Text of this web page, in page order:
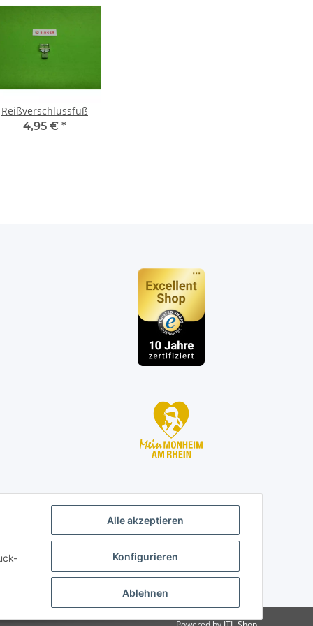
Alle akzeptieren
Konfigurieren
Ablehnen
Reißverschlussfuß
4,95 € *